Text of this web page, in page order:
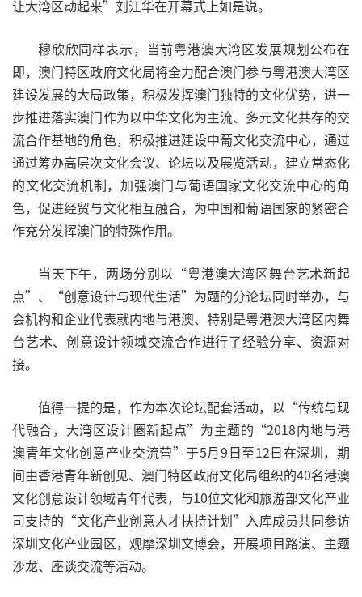
让大湾区动起来”刘江华在开幕式上如是说。
穆欣欣同样表示，当前粤港澳大湾区发展规划公布在
即，澳门特区政府文化局将全力配合澳门参与粤港澳大湾区
建设发展的大局政策，积极发挥澳门独特的文化优势，进一
步推进落实澳门作为以中华文化为主流、多元文化共存的交
流合作基地的角色，积极推进建设中葡文化交流中心，通过
通过筹办高层次文化会议、论坛以及展览活动，建立常态化
的文化交流机制，加强澳门与葡语国家文化交流中心的角
色，促进经贸与文化相互融合，为中国和葡语国家的紧密合
作充分发挥澳门的特殊作用。
当天下午，两场分别以“粤港澳大湾区舞台艺术新起
点”、“创意设计与现代生活”为题的分论坛同时举办，与
会机构和企业代表就内地与港澳、特别是粤港澳大湾区内舞
台艺术、创意设计领域交流合作进行了经验分享、资源对
接。
值得一提的是，作为本次论坛配套活动，以“传统与现
代融合，大湾区设计圈新起点”为主题的“2018内地与港
澳青年文化创意产业交流营”于5月9日至12日在深圳，期
间由香港青年新创见、澳门特区政府文化局组织的40名港澳
文化创意设计领域青年代表，与10位文化和旅游部文化产业
司支持的“文化产业创意人才扶持计划”入库成员共同参访
深圳文化产业园区，观摩深圳文博会，开展项目路演、主题
沙龙、座谈交流等活动。